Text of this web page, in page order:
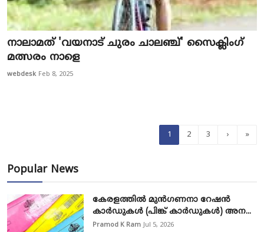
നാലാമത് 'വയനാട് ചുരം ചാലഞ്ച്' സെെക്ലിംഗ്
മത്സരം നാളെ
webdesk Feb 8, 2025
1 2 3 › »
Popular News
കേരളത്തിൽ മുൻഗണനാ റേഷൻ
കാർഡുകൾ (പിങ്ക് കാർഡുകൾ) അന...
Pramod K Ram Jul 5, 2026